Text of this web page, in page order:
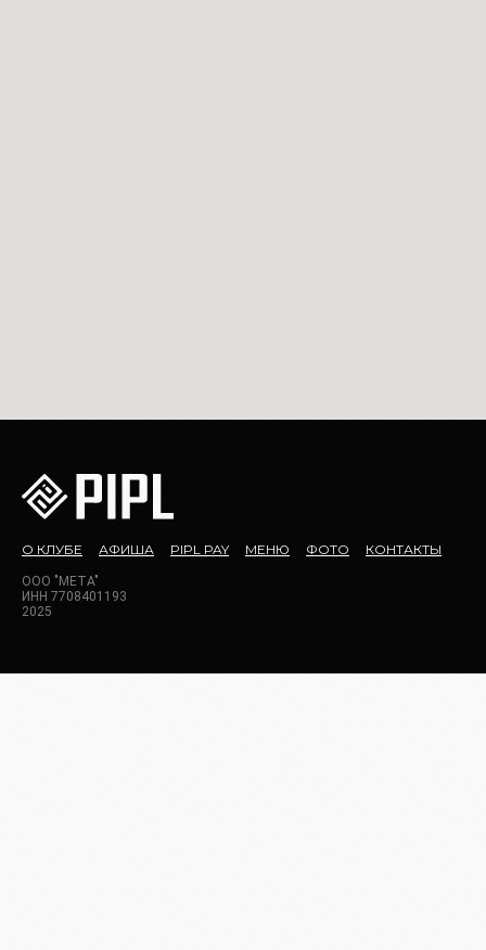
О КЛУБЕ АФИША PIPL PAY МЕНЮ ФОТО КОНТАКТЫ
ООО "МЕТА"
ИНН 7708401193
2025